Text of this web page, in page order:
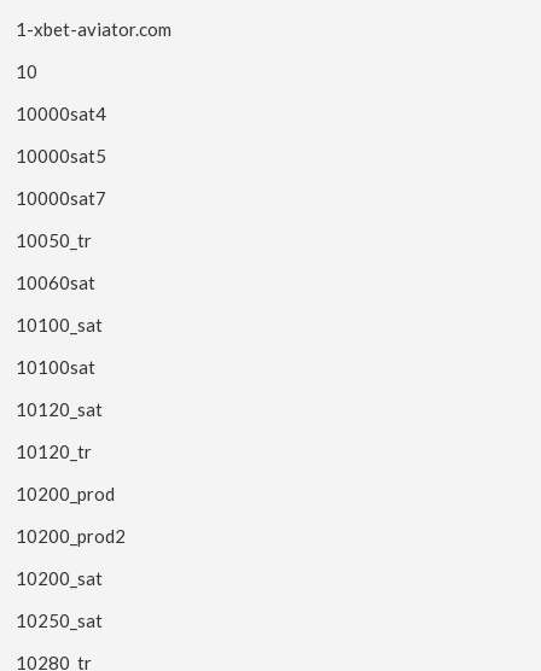
1-xbet-aviator.com
10
10000sat4
10000sat5
10000sat7
10050_tr
10060sat
10100_sat
10100sat
10120_sat
10120_tr
10200_prod
10200_prod2
10200_sat
10250_sat
10280_tr